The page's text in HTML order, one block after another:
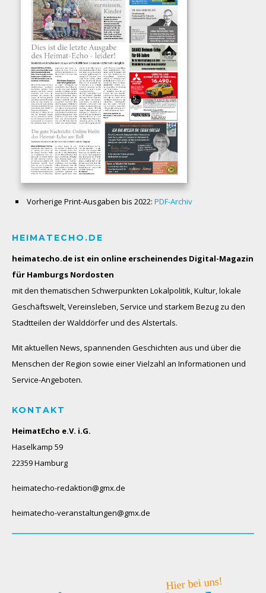
Vorherige Print-Ausgaben bis 2022: PDF-Archiv
HEIMATECHO.DE
heimatecho.de ist ein online erscheinendes Digital-Magazin
für Hamburgs Nordosten
mit den thematischen Schwerpunkten Lokalpolitik, Kultur, lokale
Geschäftswelt, Vereinsleben, Service und starkem Bezug zu den
Stadtteilen der Walddörfer und des Alstertals.
Mit aktuellen News, spannenden Geschichten aus und über die
Menschen der Region sowie einer Vielzahl an Informationen und
Service-Angeboten.
KONTAKT
HeimatEcho e.V. i.G.
Haselkamp 59
22359 Hamburg
heimatecho-redaktion@gmx.de
heimatecho-veranstaltungen@gmx.de